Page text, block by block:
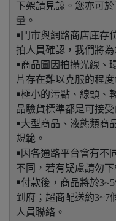
下架請見諒。您亦可
量。
￭門市與網路商店庫存
拍人員確認，我們將為
￭商品圖因拍攝光線、
片存在難以克服的程
￭極小的污點、線頭、
品驗貨標準都是可接
￭大型商品、液態類商
規範。
￭因各通路平台會有不
不同，若有疑慮請勿
￭付款後，商品將於
到府；超商配送約3~7
人員聯絡。